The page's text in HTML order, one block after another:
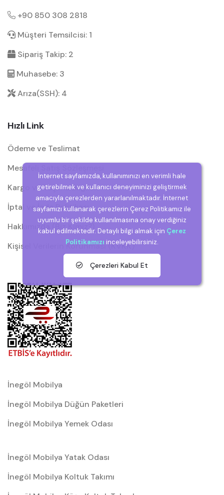
+90 850 308 2818
Müşteri Temsilcisi: 1
Sipariş Takip: 2
Muhasebe: 3
Arıza(SSH): 4
Hızlı Link
Ödeme ve Teslimat
Mesafeli Satış Sözleşmesi
Kargo ve Taşıma Bilgileri
İptal ve İade Politikası
Hakkımızda (Biz Kimiz?)
Kişisel Verilerin Korunması (KVKK)
İnegöl Mobilya
İnegöl Mobilya Düğün Paketleri
İnegöl Mobilya Yemek Odası
İnegöl Mobilya Yatak Odası
İnegöl Mobilya Koltuk Takımı
İnternet sayfamızda, kullanımınızı en verimli hale
getirebilmek ve kullanıcı deneyiminizi geliştirmek
amacıyla çerezlerden yararlanılmaktadır. İnternet
sayfamızı kullanarak çerezlerin Çerez Politikamız ile
uyumlu bir şekilde kullanılmasına onay verdiğiniz
kabul edilmektedir. Detaylı bilgi almak için Çerez
Politikamızı inceleyebilirsiniz.
Çerezleri Kabul Et